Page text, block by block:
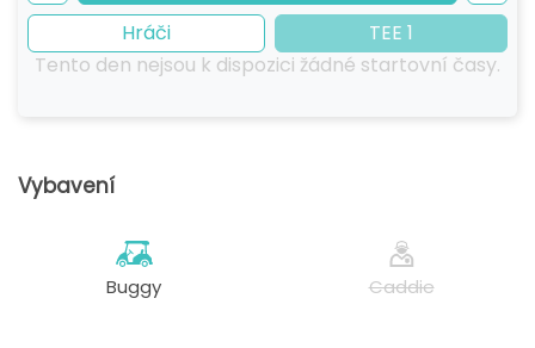
Hráči
TEE 1
Tento den nejsou k dispozici žádné startovní časy.
Vybavení
Buggy Caddie